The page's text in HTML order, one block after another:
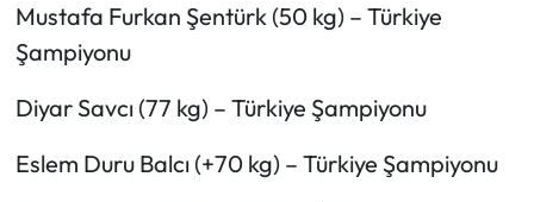
Mustafa Furkan Şentürk (50 kg) – Türkiye
Şampiyonu
Diyar Savcı (77 kg) – Türkiye Şampiyonu
Eslem Duru Balcı (+70 kg) – Türkiye Şampiyonu